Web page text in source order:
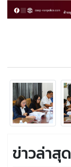
ข่าวล่าสุด